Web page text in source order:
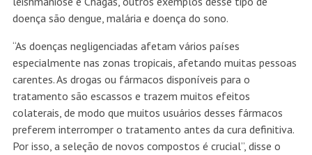
doença são dengue, malária e doença do sono.
“As doenças negligenciadas afetam vários países
especialmente nas zonas tropicais, afetando muitas pessoas
carentes. As drogas ou fármacos disponíveis para o
tratamento são escassos e trazem muitos efeitos
colaterais, de modo que muitos usuários desses fármacos
preferem interromper o tratamento antes da cura definitiva.
Por isso, a seleção de novos compostos é crucial”, disse o